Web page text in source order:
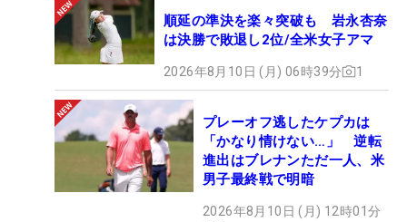
順延の準決を楽々突破も 岩永杏奈
は決勝で敗退し2位/全米女子アマ
2026年8月10日 (月) 06時39分 1
プレーオフ逃したケプカは
「かなり情けない…」 逆転
進出はブレナンただ一人、米
男子最終戦で明暗
2026年8月10日 (月) 12時01分